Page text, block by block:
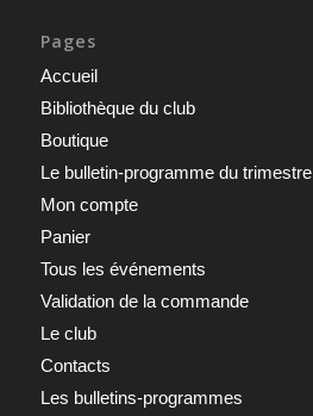
Pages
Accueil
Bibliothèque du club
Boutique
Le bulletin-programme du trimestre
Mon compte
Panier
Tous les événements
Validation de la commande
Le club
Contacts
Les bulletins-programmes